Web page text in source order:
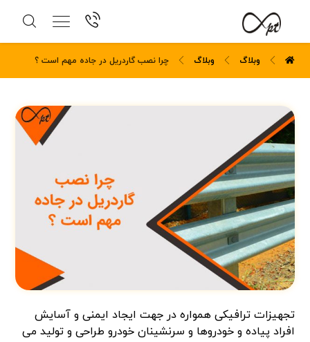
وبلاگ وبلاگ چرا نصب گاردریل در جاده مهم است ؟
تجهیزات ترافیکی همواره در جهت ایجاد ایمنی و آسایش
افراد پیاده و خودروها و سرنشینان خودرو طراحی و تولید می